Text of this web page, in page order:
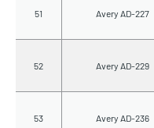
51 Avery AD-227
52 Avery AD-229
53 Avery AD-236